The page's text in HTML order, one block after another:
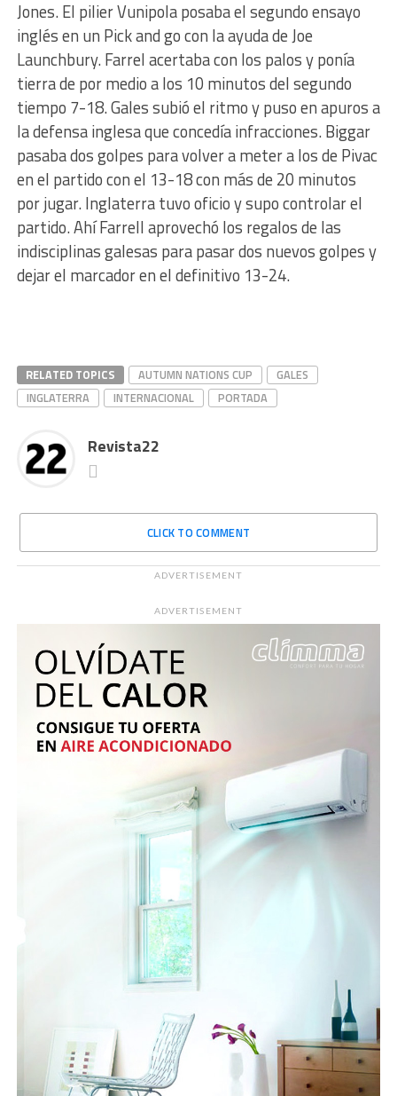
Jones. El pilier Vunipola posaba el segundo ensayo
inglés en un Pick and go con la ayuda de Joe
Launchbury. Farrel acertaba con los palos y ponía
tierra de por medio a los 10 minutos del segundo
tiempo 7-18. Gales subió el ritmo y puso en apuros a
la defensa inglesa que concedía infracciones. Biggar
pasaba dos golpes para volver a meter a los de Pivac
en el partido con el 13-18 con más de 20 minutos
por jugar. Inglaterra tuvo oficio y supo controlar el
partido. Ahí Farrell aprovechó los regalos de las
indisciplinas galesas para pasar dos nuevos golpes y
dejar el marcador en el definitivo 13-24.
RELATED TOPICS AUTUMN NATIONS CUP
GALES
INGLATERRA
INTERNACIONAL PORTADA
Revista22
CLICK TO COMMENT
ADVERTISEMENT
ADVERTISEMENT